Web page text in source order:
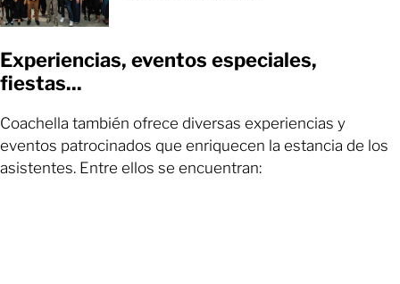
Experiencias, eventos especiales,
fiestas...
Coachella también ofrece diversas experiencias y
eventos patrocinados que enriquecen la estancia de los
asistentes. Entre ellos se encuentran: